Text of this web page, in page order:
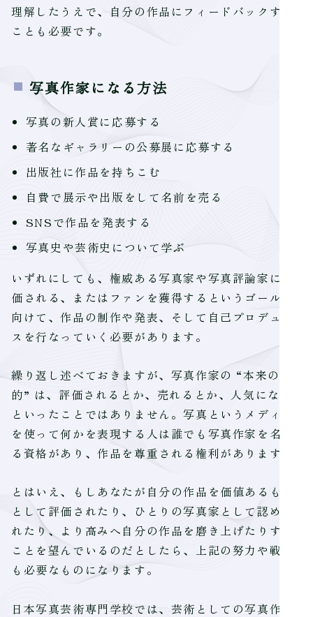
理解したうえで、自分の作品にフィードバックする
ことも必要です。
写真作家になる方法
写真の新人賞に応募する
著名なギャラリーの公募展に応募する
出版社に作品を持ちこむ
自費で展示や出版をして名前を売る
SNSで作品を発表する
写真史や芸術史について学ぶ
いずれにしても、権威ある写真家や写真評論家に評
価される、またはファンを獲得するというゴールに
向けて、作品の制作や発表、そして自己プロデュー
スを行なっていく必要があります。
繰り返し述べておきますが、写真作家の “本来の目
的” は、評価されるとか、売れるとか、人気になる
といったことではありません。写真というメディア
を使って何かを表現する人は誰でも写真作家を名乗
る資格があり、作品を尊重される権利があります。
とはいえ、もしあなたが自分の作品を価値あるもの
として評価されたり、ひとりの写真家として認めら
れたり、より高みへ自分の作品を磨き上げたりする
ことを望んでいるのだとしたら、上記の努力や戦略
も必要なものになります。
日本写真芸術専門学校では、芸術としての写真作家